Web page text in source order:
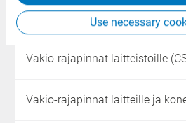
Use necessary
Vakio-rajapinnat ryhmä-ERP:tä
Vakio-rajapinnat laitteistoille
Vakio-rajapinnat laitteille ja